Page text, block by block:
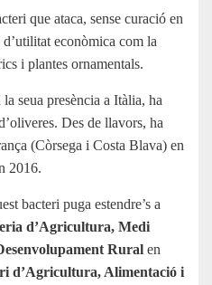
que ataca, sense curació en
econòmica com la
i plantes ornamentals.
seua presència a Itàlia, ha
Des de llavors, ha
(Còrsega i Costa Blava) en
2016.
bacteri puga estendre’s a
d’Agricultura, Medi
Rural en
d’Agricultura, Alimentació i